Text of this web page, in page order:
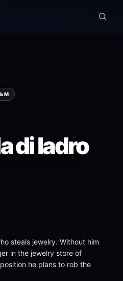
di ladro
steals jewelry. Without him
in the jewelry store of
he plans to rob the